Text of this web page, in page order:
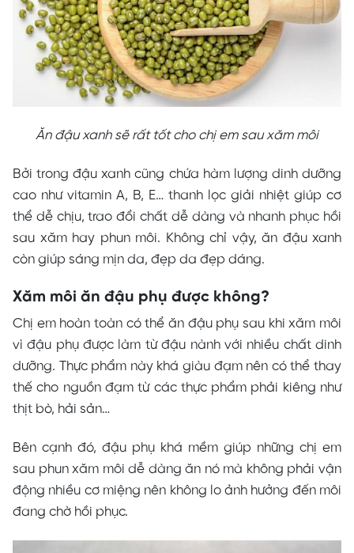
Ăn đậu xanh sẽ rất tốt cho chị em sau xăm môi
Bởi trong đậu xanh cũng chứa hàm lượng dinh dưỡng
cao như vitamin A, B, E… thanh lọc giải nhiệt giúp cơ
thể dễ chịu, trao đổi chất dễ dàng và nhanh phục hồi
sau xăm hay phun môi. Không chỉ vậy, ăn đậu xanh
còn giúp sáng mịn da, đẹp da đẹp dáng.
Xăm môi ăn đậu phụ được không?
Chị em hoàn toàn có thể ăn đậu phụ sau khi xăm môi
vì đậu phụ được làm từ đậu nành với nhiều chất dinh
dưỡng. Thực phẩm này khá giàu đạm nên có thể thay
thế cho nguồn đạm từ các thực phẩm phải kiêng như
thịt bò, hải sản…
Bên cạnh đó, đậu phụ khá mềm giúp những chị em
sau phun xăm môi dễ dàng ăn nó mà không phải vận
động nhiều cơ miệng nên không lo ảnh hưởng đến môi
đang chờ hồi phục.